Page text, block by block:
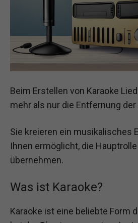
Beim Erstellen von Karaoke
mehr als nur die Entfernung
Sie kreieren ein musikalisches
Ihnen ermöglicht, die
übernehmen.
Was ist Karaoke?
Karaoke ist eine beliebte Form